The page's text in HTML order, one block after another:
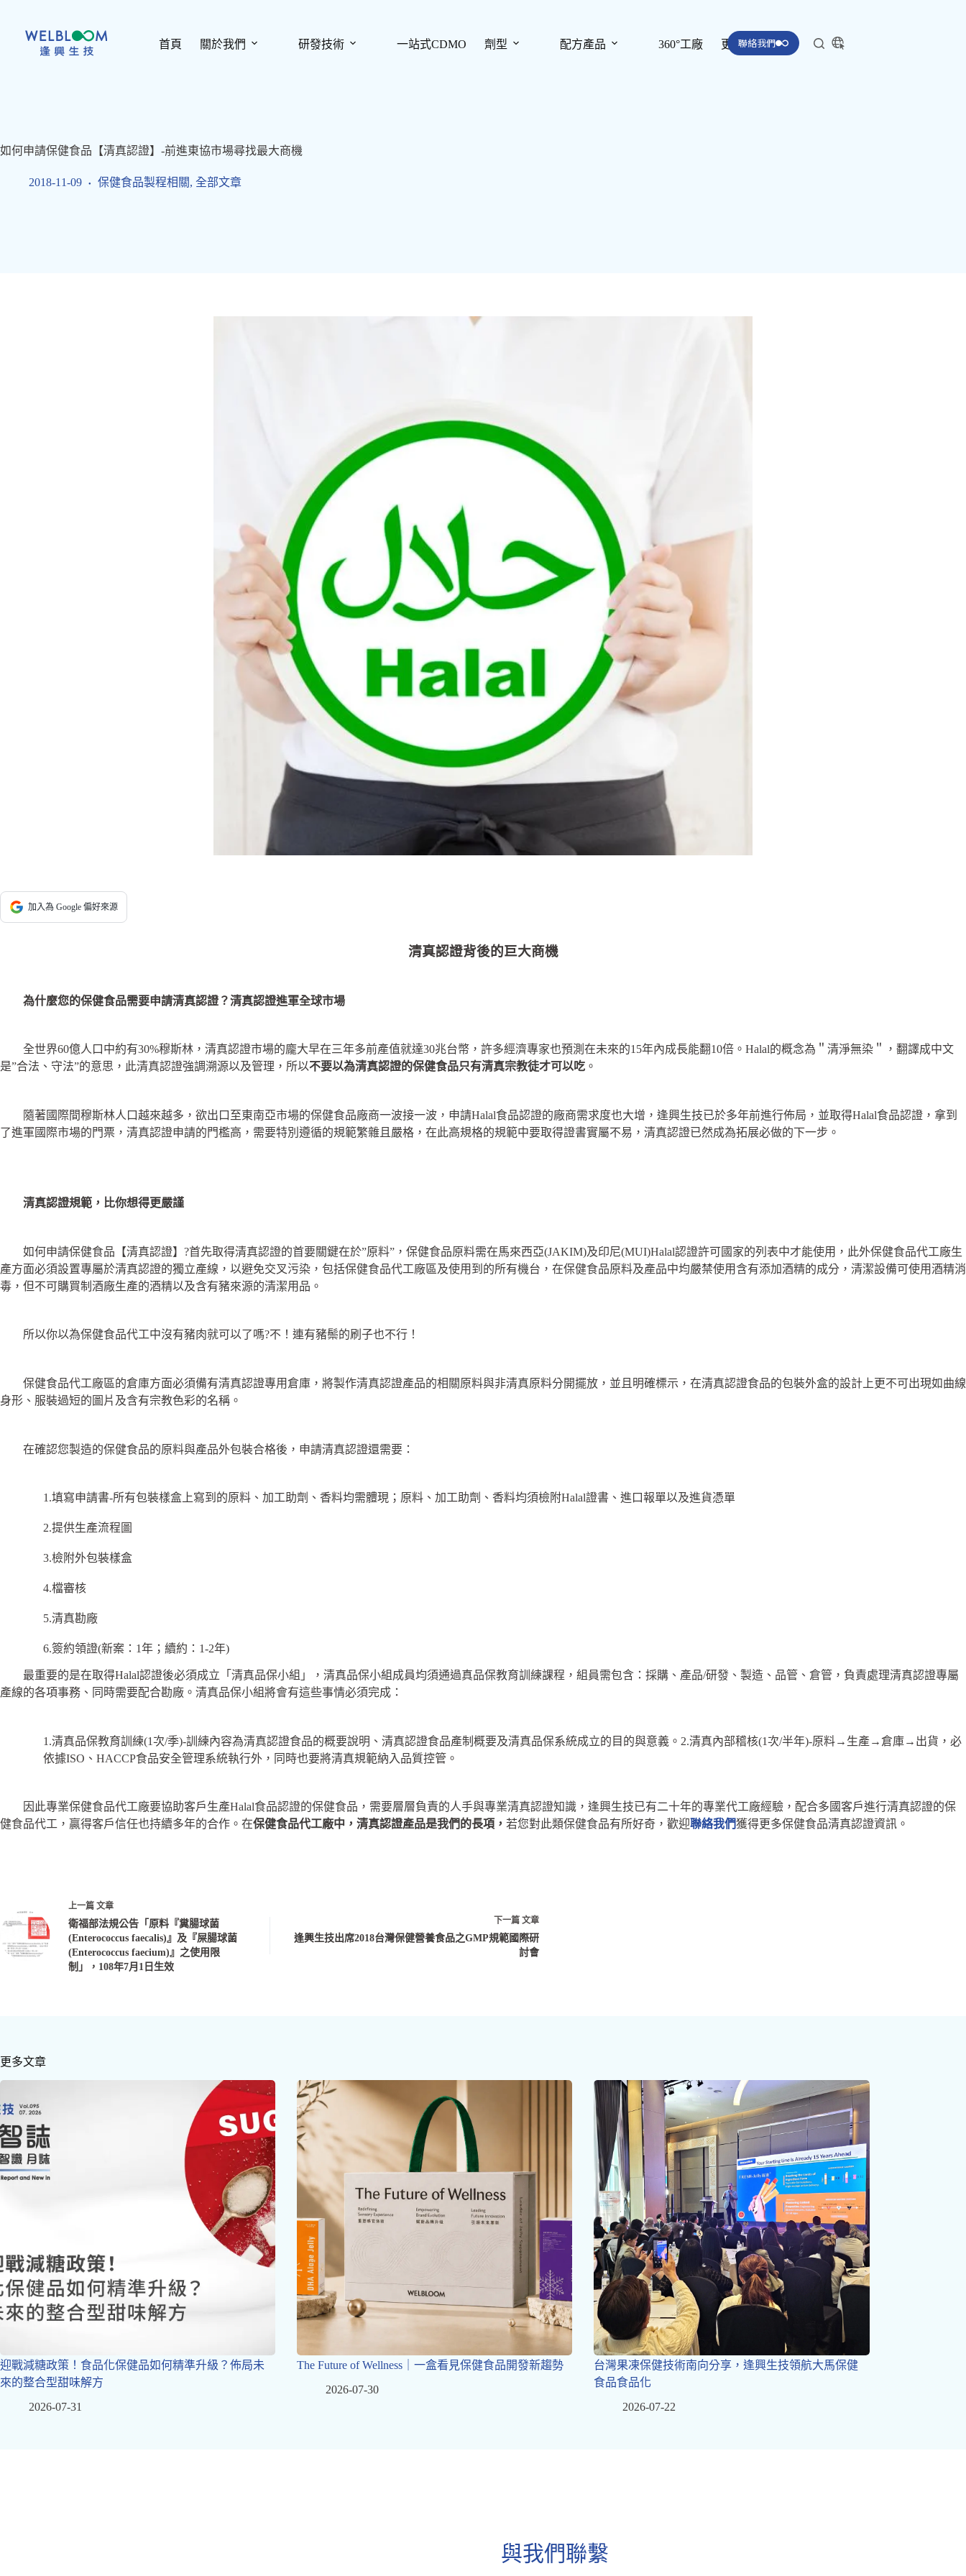
首頁 關於我們 研發技術 一站式CDMO 劑型 配方產品 360°工廠 更多聯絡我們
如何申請保健食品【清真認證】-前進東協市場尋找最大商機
2018-11-09 保健食品製程相關, 全部文章
加入為 Google 偏好來源
清真認證背後的巨大商機
為什麼您的保健食品需要申請清真認證？清真認證進軍全球市場
全世界60億人口中約有30%穆斯林，清真認證市場的龐大早在三年多前產值就達30兆台幣，許多經濟專家也預測在未來的15年內成長能翻10倍。Halal的概念為＂清淨無染＂，翻譯成中文
是”合法、守法”的意思，此清真認證強調溯源以及管理，所以不要以為清真認證的保健食品只有清真宗教徒才可以吃 。
隨著國際間穆斯林人口越來越多，欲出口至東南亞市場的保健食品廠商一波接一波，申請Halal食品認證的廠商需求度也大增，逢興生技已於多年前進行佈局，並取得Halal食品認證，拿到
了進軍國際市場的門票，清真認證申請的門檻高，需要特別遵循的規範繁雜且嚴格，在此高規格的規範中要取得證書實屬不易，清真認證已然成為拓展必做的下一步。
清真認證規範，比你想得更嚴謹
如何申請保健食品【清真認證】?首先取得清真認證的首要關鍵在於”原料”，保健食品原料需在馬來西亞(JAKIM)及印尼(MUI)Halal認證許可國家的列表中才能使用，此外保健食品代工廠生
產方面必須設置專屬於清真認證的獨立產線，以避免交叉污染，包括保健食品代工廠區及使用到的所有機台，在保健食品原料及產品中均嚴禁使用含有添加酒精的成分，清潔設備可使用酒精消
毒，但不可購買制酒廠生產的酒精以及含有豬來源的清潔用品。
所以你以為保健食品代工中沒有豬肉就可以了嗎?不！連有豬鬃的刷子也不行！
保健食品代工廠區的倉庫方面必須備有清真認證專用倉庫，將製作清真認證產品的相關原料與非清真原料分開擺放，並且明確標示，在清真認證食品的包裝外盒的設計上更不可出現如曲線
身形、服裝過短的圖片及含有宗教色彩的名稱。
在確認您製造的保健食品的原料與產品外包裝合格後，申請清真認證還需要：
1.填寫申請書-所有包裝樣盒上寫到的原料、加工助劑、香料均需體現；原料、加工助劑、香料均須檢附Halal證書、進口報單以及進貨憑單
2.提供生產流程圖
3.檢附外包裝樣盒
4.檔審核
5.清真勘廠
6.簽約領證(新案：1年；續約：1-2年)
最重要的是在取得Halal認證後必須成立「清真品保小組」，清真品保小組成員均須通過真品保教育訓練課程，組員需包含：採購、產品/研發、製造、品管、倉管，負責處理清真認證專屬
產線的各項事務、同時需要配合勘廠。清真品保小組將會有這些事情必須完成：
1.清真品保教育訓練(1次/季)-訓練內容為清真認證食品的概要說明、 清真認證食品產制概要及清真品保系統成立的目的與意義。 2.清真內部稽核(1次/半年)-原料→生產→倉庫→出貨，必
依據ISO、HACCP食品安全管理系統執行外，同時也要將清真規範納入品質控管。
因此專業保健食品代工廠要協助客戶生產Halal食品認證的保健食品，需要層層負責的人手與專業清真認證知識，逢興生技已有二十年的專業代工廠經驗，配合多國客戶進行清真認證的保
健食品代工，贏得客戶信任也持續多年的合作。在保健食品代工廠中，清真認證產品是我們的長項， 若您對此類保健食品有所好奇，歡迎聯絡我們獲得更多保健食品清真認證資訊。
上一篇 文章
衛福部法規公告「原料『糞腸球菌
(Enterococcus faecalis)』及『屎腸球菌
(Enterococcus faecium)』之使用限
制」，108年7月1日生效
下一篇 文章
逢興生技出席2018台灣保健營養食品之GMP規範國際研
討會
更多文章
迎戰減糖政策！食品化保健品如何精準升級？佈局未
來的整合型甜味解方
2026-07-31
The Future of Wellness｜一盒看見保健食品開發新趨勢
2026-07-30
台灣果凍保健技術南向分享，逢興生技領航大馬保健
食品食品化
2026-07-22
與我們聯繫